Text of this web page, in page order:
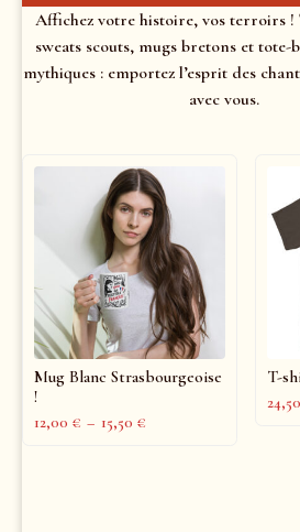
Affichez votre histoire, vos terroirs
sweats scouts, mugs bretons et tote-
mythiques : emportez l’esprit des
avec vous.
Mug Blanc Strasbourgeoise
!
12,00 € – 15,50 €
T-
24,50